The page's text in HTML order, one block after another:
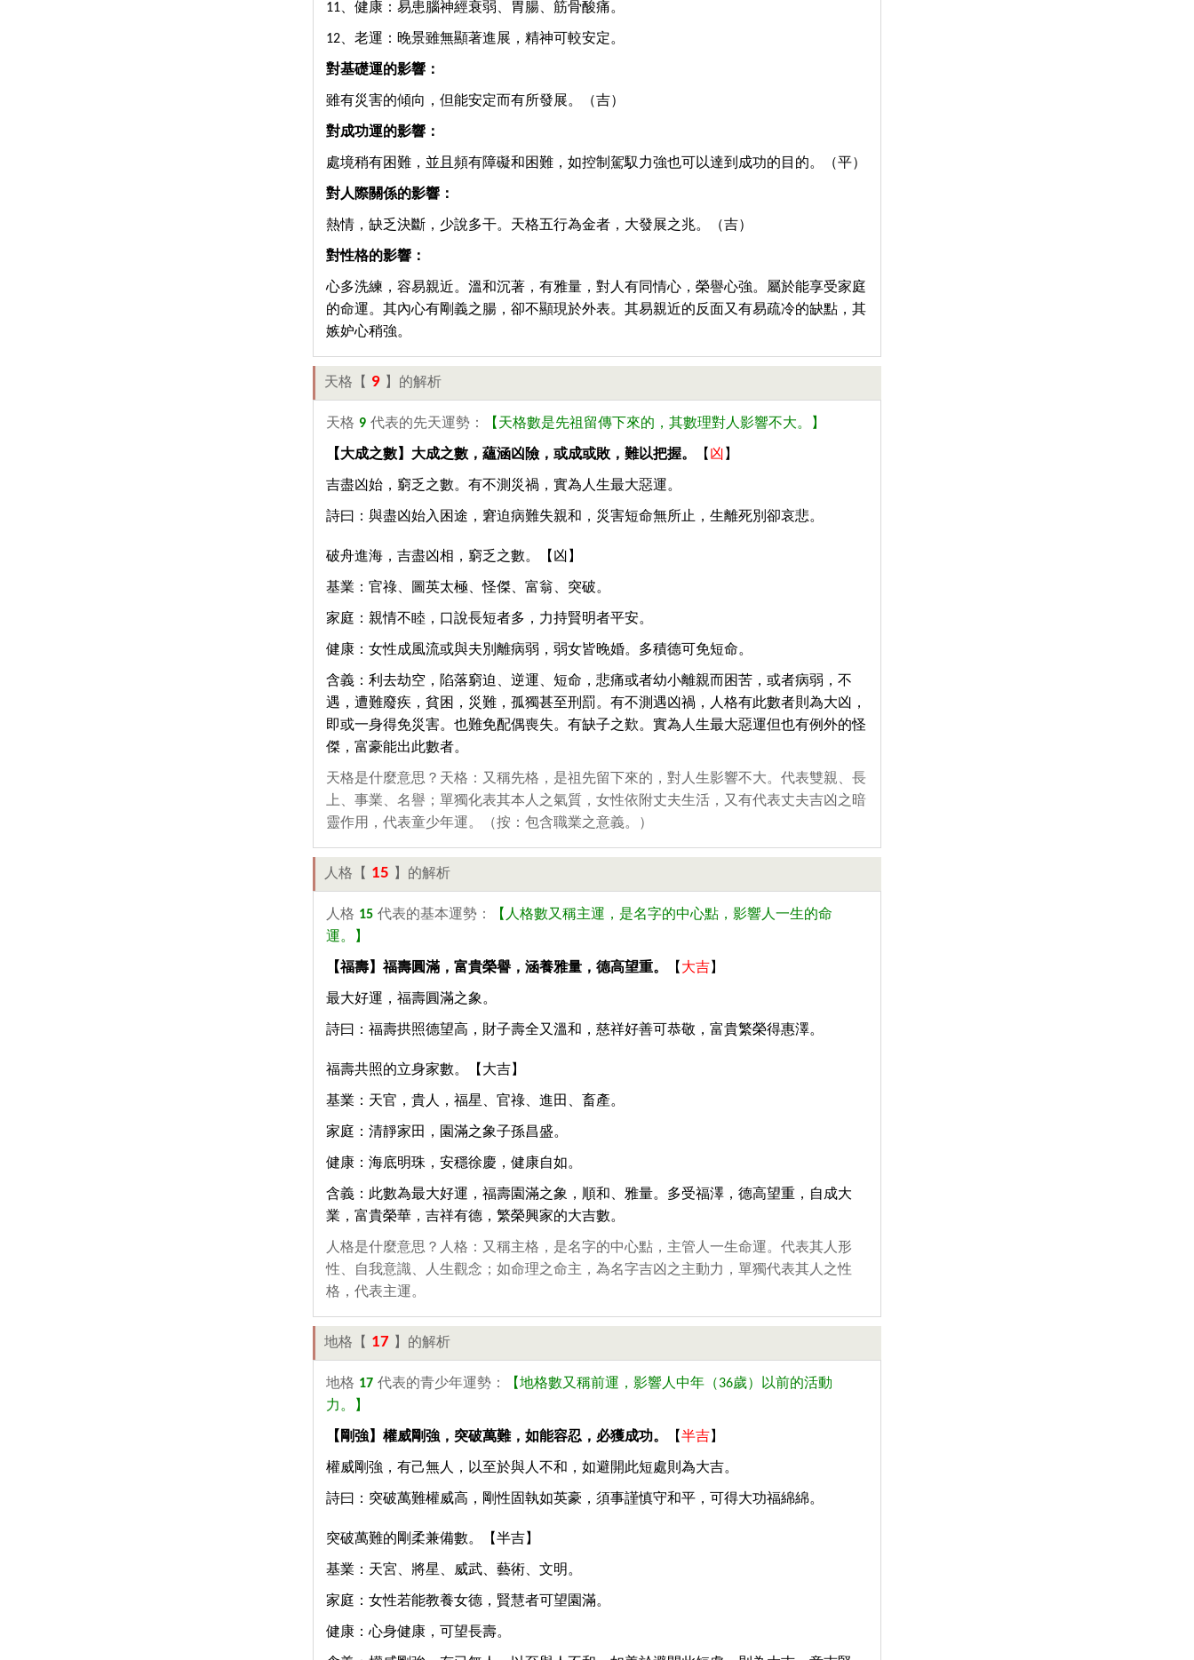
11、健康：易患腦神經衰弱、胃腸、筋骨酸痛。
12、老運：晚景雖無顯著進展，精神可較安定。
對基礎運的影響：
雖有災害的傾向，但能安定而有所發展。（吉）
對成功運的影響：
處境稍有困難，並且頻有障礙和困難，如控制駕馭力強也可以達到成功的目的。（平）
對人際關係的影響：
熱情，缺乏決斷，少說多干。天格五行為金者，大發展之兆。（吉）
對性格的影響：
心多洗練，容易親近。溫和沉著，有雅量，對人有同情心，榮譽心強。屬於能享受家庭
的命運。其內心有剛義之腸，卻不顯現於外表。其易親近的反面又有易疏冷的缺點，其
嫉妒心稍強。
天格【 9 】的解析
天格 9 代表的先天運勢： 【天格數是先祖留傳下來的，其數理對人影響不大。】
【大成之數】大成之數，蘊涵凶險，或成或敗，難以把握。 【 凶 】
吉盡凶始，窮乏之數。有不測災禍，實為人生最大惡運。
詩曰：與盡凶始入困途，窘迫病難失親和，災害短命無所止，生離死別卻哀悲。
破舟進海，吉盡凶相，窮乏之數。【凶】
基業：官祿、圖英太極、怪傑、富翁、突破。
家庭：親情不睦，口說長短者多，力持賢明者平安。
健康：女性成風流或與夫別離病弱，弱女皆晚婚。多積德可免短命。
含義：利去劫空，陷落窮迫、逆運、短命，悲痛或者幼小離親而困苦，或者病弱，不
遇，遭難廢疾，貧困，災難，孤獨甚至刑罰。有不測遇凶禍，人格有此數者則為大凶，
即或一身得免災害。也難免配偶喪失。有缺子之歎。實為人生最大惡運但也有例外的怪
傑，富豪能出此數者。
天格是什麼意思？天格：又稱先格，是祖先留下來的，對人生影響不大。代表雙親、長
上、事業、名譽；單獨化表其本人之氣質，女性依附丈夫生活，又有代表丈夫吉凶之暗
靈作用，代表童少年運。（按：包含職業之意義。）
人格【 15 】的解析
人格 15 代表的基本運勢：
【人格數又稱主運，是名字的中心點，影響人一生的命
運。】
【福壽】福壽圓滿，富貴榮譽，涵養雅量，德高望重。 【 大吉】
最大好運，福壽圓滿之象。
詩曰：福壽拱照德望高，財子壽全又溫和，慈祥好善可恭敬，富貴繁榮得惠澤。
福壽共照的立身家數。【大吉】
基業：天官，貴人，福星、官祿、進田、畜產。
家庭：清靜家田，園滿之象子孫昌盛。
健康：海底明珠，安穩徐慶，健康自如。
含義：此數為最大好運，福壽園滿之象，順和、雅量。多受福澤，德高望重，自成大
業，富貴榮華，吉祥有德，繁榮興家的大吉數。
人格是什麼意思？人格：又稱主格，是名字的中心點，主管人一生命運。代表其人形
性、自我意識、人生觀念；如命理之命主，為名字吉凶之主動力，單獨代表其人之性
格，代表主運。
地格【 17 】的解析
地格 17 代表的青少年運勢：
【地格數又稱前運，影響人中年（36歲）以前的活動
力。】
【剛強】權威剛強，突破萬難，如能容忍，必獲成功。 【半吉】
權威剛強，有己無人，以至於與人不和，如避開此短處則為大吉。
詩曰：突破萬難權威高，剛性固執如英豪，須事謹慎守和平，可得大功福綿綿。
突破萬難的剛柔兼備數。【半吉】
基業：天宮、將星、威武、藝術、文明。
家庭：女性若能教養女德，賢慧者可望園滿。
健康：心身健康，可望長壽。